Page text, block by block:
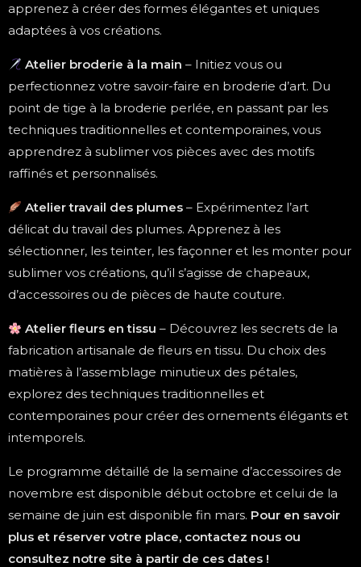
apprenez à créer des formes élégantes et uniques
adaptées à vos créations.
Atelier broderie à la main – Initiez vous ou
perfectionnez votre savoir-faire en broderie d’art. Du
point de tige à la broderie perlée, en passant par les
techniques traditionnelles et contemporaines, vous
apprendrez à sublimer vos pièces avec des motifs
raffinés et personnalisés.
Atelier travail des plumes – Expérimentez l’art
délicat du travail des plumes. Apprenez à les
sélectionner, les teinter, les façonner et les monter pour
sublimer vos créations, qu’il s’agisse de chapeaux,
d’accessoires ou de pièces de haute couture.
Atelier fleurs en tissu – Découvrez les secrets de la
fabrication artisanale de fleurs en tissu. Du choix des
matières à l’assemblage minutieux des pétales,
explorez des techniques traditionnelles et
contemporaines pour créer des ornements élégants et
intemporels.
Le programme détaillé de la semaine d’accessoires de
novembre est disponible début octobre et celui de la
semaine de juin est disponible fin mars. Pour en savoir
plus et réserver votre place, contactez nous ou
consultez notre site à partir de ces dates !